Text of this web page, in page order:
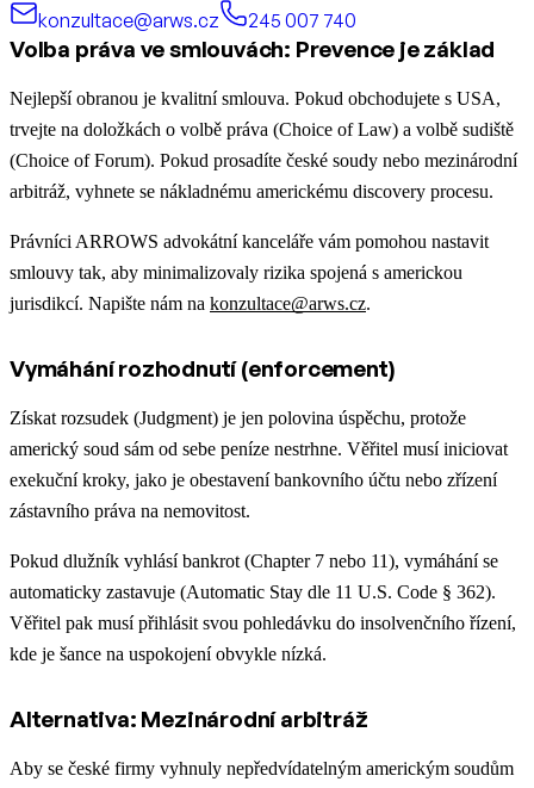
konzultace@arws.cz
245 007 740
Volba práva ve smlouvách: Prevence je základ
Nejlepší obranou je kvalitní smlouva. Pokud obchodujete s USA,
trvejte na doložkách o volbě práva (Choice of Law) a volbě sudiště
(Choice of Forum). Pokud prosadíte české soudy nebo mezinárodní
arbitráž, vyhnete se nákladnému americkému discovery procesu.
Právníci ARROWS advokátní kanceláře vám pomohou nastavit
smlouvy tak, aby minimalizovaly rizika spojená s americkou
jurisdikcí. Napište nám na konzultace@arws.cz.
Vymáhání rozhodnutí (enforcement)
Získat rozsudek (Judgment) je jen polovina úspěchu, protože
americký soud sám od sebe peníze nestrhne. Věřitel musí iniciovat
exekuční kroky, jako je obestavení bankovního účtu nebo zřízení
zástavního práva na nemovitost.
Pokud dlužník vyhlásí bankrot (Chapter 7 nebo 11), vymáhání se
automaticky zastavuje (Automatic Stay dle 11 U.S. Code § 362).
Věřitel pak musí přihlásit svou pohledávku do insolvenčního řízení,
kde je šance na uspokojení obvykle nízká.
Alternativa: Mezinárodní arbitráž
Aby se české firmy vyhnuly nepředvídatelným americkým soudům